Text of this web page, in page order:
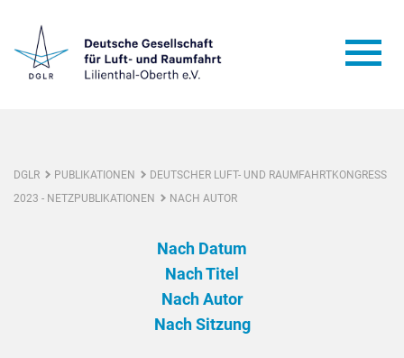
DGLR PUBLIKATIONEN
DEUTSCHER LUFT- UND RAUMFAHRTKONGRESS
2023 - NETZPUBLIKATIONEN
NACH AUTOR
Nach Datum
Nach Titel
Nach Autor
Nach Sitzung